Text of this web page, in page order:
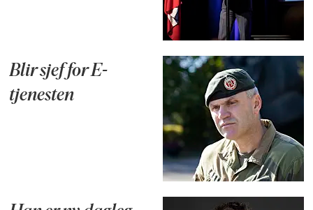
Blir sjef for E-
tjenesten